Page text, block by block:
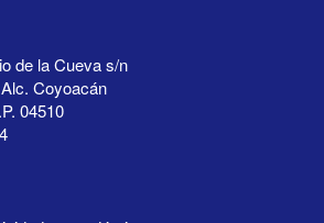
de la Cueva s/n
Coyoacán
04510